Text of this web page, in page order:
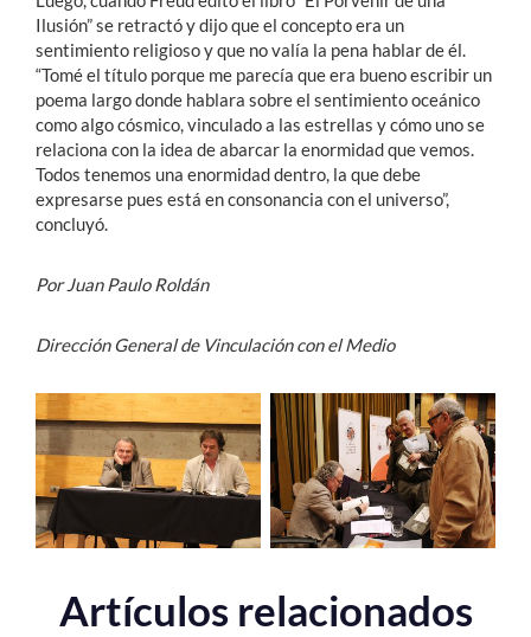
Ilusión” se retractó y dijo que el concepto era un
sentimiento religioso y que no valía la pena hablar de él.
“Tomé el título porque me parecía que era bueno escribir un
poema largo donde hablara sobre el sentimiento oceánico
como algo cósmico, vinculado a las estrellas y cómo uno se
relaciona con la idea de abarcar la enormidad que vemos.
Todos tenemos una enormidad dentro, la que debe
expresarse pues está en consonancia con el universo”,
concluyó.
Por Juan Paulo Roldán
Dirección General de Vinculación con el Medio
Artículos relacionados